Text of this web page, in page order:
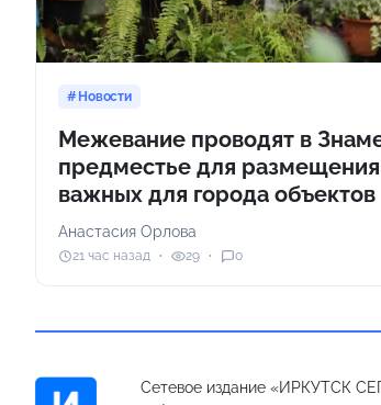
Новости
Межевание проводят в
предместье для размещения
важных для города объектов
Анастасия Орлова
21 час назад 29 0
Сетевое издание «ИРКУТСК